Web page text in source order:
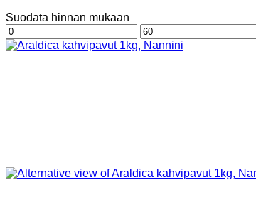
Suodata hinnan mukaan
Minimihinta
Maksimihinta